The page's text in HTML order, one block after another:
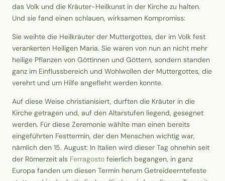
das Volk und die Kräuter-Heilkunst in der Kirche zu halten.
Und sie fand einen schlauen, wirksamen Kompromiss:
Sie weihte die Heilkräuter der Muttergottes, der im Volk fest
verankerten Heiligen Maria. Sie waren von nun an nicht mehr
heilige Pflanzen von Göttinnen und Göttern, sondern standen
ganz im Einflussbereich und Wohlwollen der Muttergottes, die
verehrt und um Hilfe angefleht werden konnte.
Auf diese Weise christianisiert, durften die Kräuter in die
Kirche getragen und, auf den Altarstufen liegend, gesegnet
werden. Für diese Zeremonie wählte man einen bereits
eingeführten Festtermin, der den Menschen wichtig war,
nämlich den 15. August: In Italien wird dieser Tag ohnehin seit
der Römerzeit als Ferragosto feierlich begangen, in ganz
Europa fanden um diesen Termin herum Getreideerntefeste